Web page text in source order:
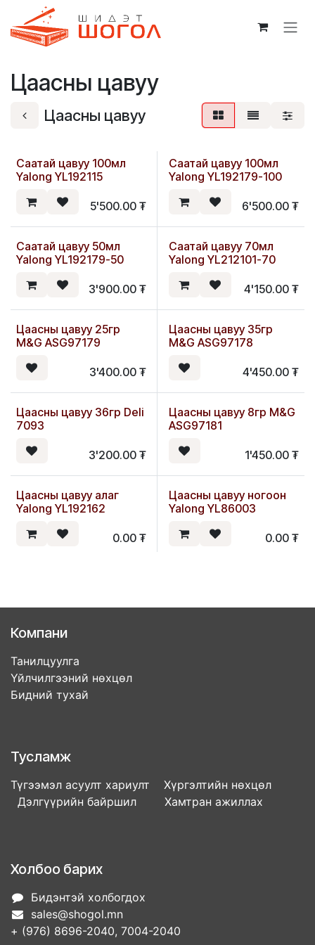
Skip to Content
Цаасны цавуу
Цаасны цавуу
Саатай цавуу 100мл
Yalong YL192115
5'500.00₮
Саатай цавуу 100мл
Yalong YL192179-100
6'500.00₮
Шинэ
Саатай цавуу 50мл
Yalong YL192179-50
3'900.00₮
Саатай цавуу 70мл
Yalong YL212101-70
4'150.00₮
Цаасны цавуу 25гр
M&G ASG97179
3'400.00₮
Цаасны цавуу 35гр
M&G ASG97178
4'450.00₮
Цаасны цавуу 36гр Deli
7093
3'200.00₮
Цаасны цавуу 8гр M&G
ASG97181
1'450.00₮
Цаасны цавуу алаг
Yalong YL192162
0.00₮
Цаасны цавуу ногоон
Yalong YL86003
0.00₮
Компани
Танилцуулга
Үйлчилгээний нөхцөл
Бидний тухай
Тусламж
Түгээмэл асуулт хариулт Хүргэлтийн нөхцөл
Дэлгүүрийн байршил Хамтран ажиллах
Холбоо барих
Бидэнтэй холбогдох
sales@shogol.mn
+ (976) 8696-2040, 7004-2040